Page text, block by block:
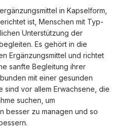
in Kapselform,
ist, Menschen mit Typ-
Unterstützung der
Es gehört in die
Ergänzungsmittel und richtet
sanfte Begleitung ihrer
mit einer gesunden
sind vor allem Erwachsene, die
suchen, um
besser zu managen und so